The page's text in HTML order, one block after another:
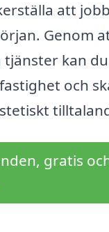
att
Genom
kan
och
gratis